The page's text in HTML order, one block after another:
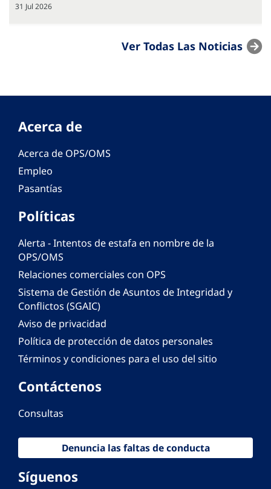
31 Jul 2026
Ver Todas Las Noticias
Acerca de
Acerca de OPS/OMS
Empleo
Pasantías
Políticas
Alerta - Intentos de estafa en nombre de la
OPS/OMS
Relaciones comerciales con OPS
Sistema de Gestión de Asuntos de Integridad y
Conflictos (SGAIC)
Aviso de privacidad
Política de protección de datos personales
Términos y condiciones para el uso del sitio
Contáctenos
Consultas
Denuncia las faltas de conducta
Síguenos